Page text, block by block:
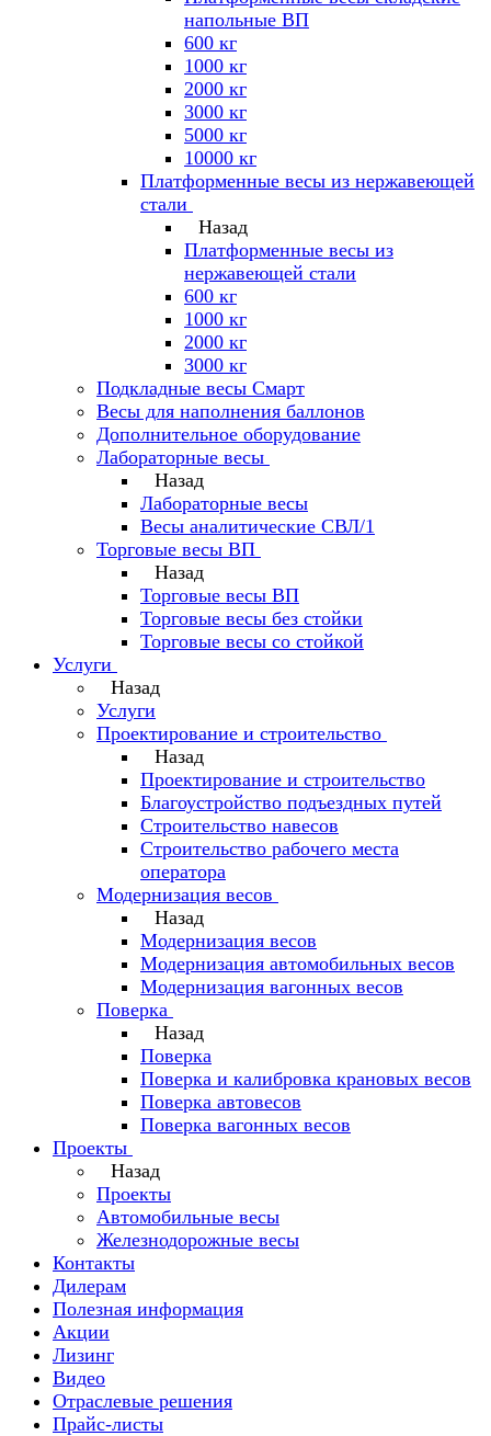
напольные ВП
600 кг
1000 кг
2000 кг
3000 кг
5000 кг
10000 кг
Платформенные весы из нержавеющей
стали
Назад
Платформенные весы из
нержавеющей стали
600 кг
1000 кг
2000 кг
3000 кг
Подкладные весы Смарт
Весы для наполнения баллонов
Дополнительное оборудование
Лабораторные весы
Назад
Лабораторные весы
Весы аналитические СВЛ/1
Торговые весы ВП
Назад
Торговые весы ВП
Торговые весы без стойки
Торговые весы со стойкой
Услуги
Назад
Услуги
Проектирование и строительство
Назад
Проектирование и строительство
Благоустройство подъездных путей
Строительство навесов
Строительство рабочего места
оператора
Модернизация весов
Назад
Модернизация весов
Модернизация автомобильных весов
Модернизация вагонных весов
Поверка
Назад
Поверка
Поверка и калибровка крановых весов
Поверка автовесов
Поверка вагонных весов
Проекты
Назад
Проекты
Автомобильные весы
Железнодорожные весы
Контакты
Дилерам
Полезная информация
Акции
Лизинг
Видео
Отраслевые решения
Прайс-листы